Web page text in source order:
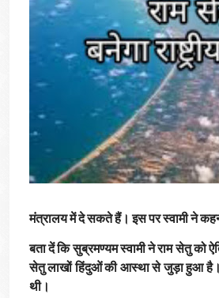
मंत्रालय में दे सकते हैं। इस पर स्वामी ने
बता दें कि सुब्रमण्यम स्वामी ने राम सेतु को
सेतु लाखों हिंदुओं की आस्था से जुड़ा हुआ है।
थी।